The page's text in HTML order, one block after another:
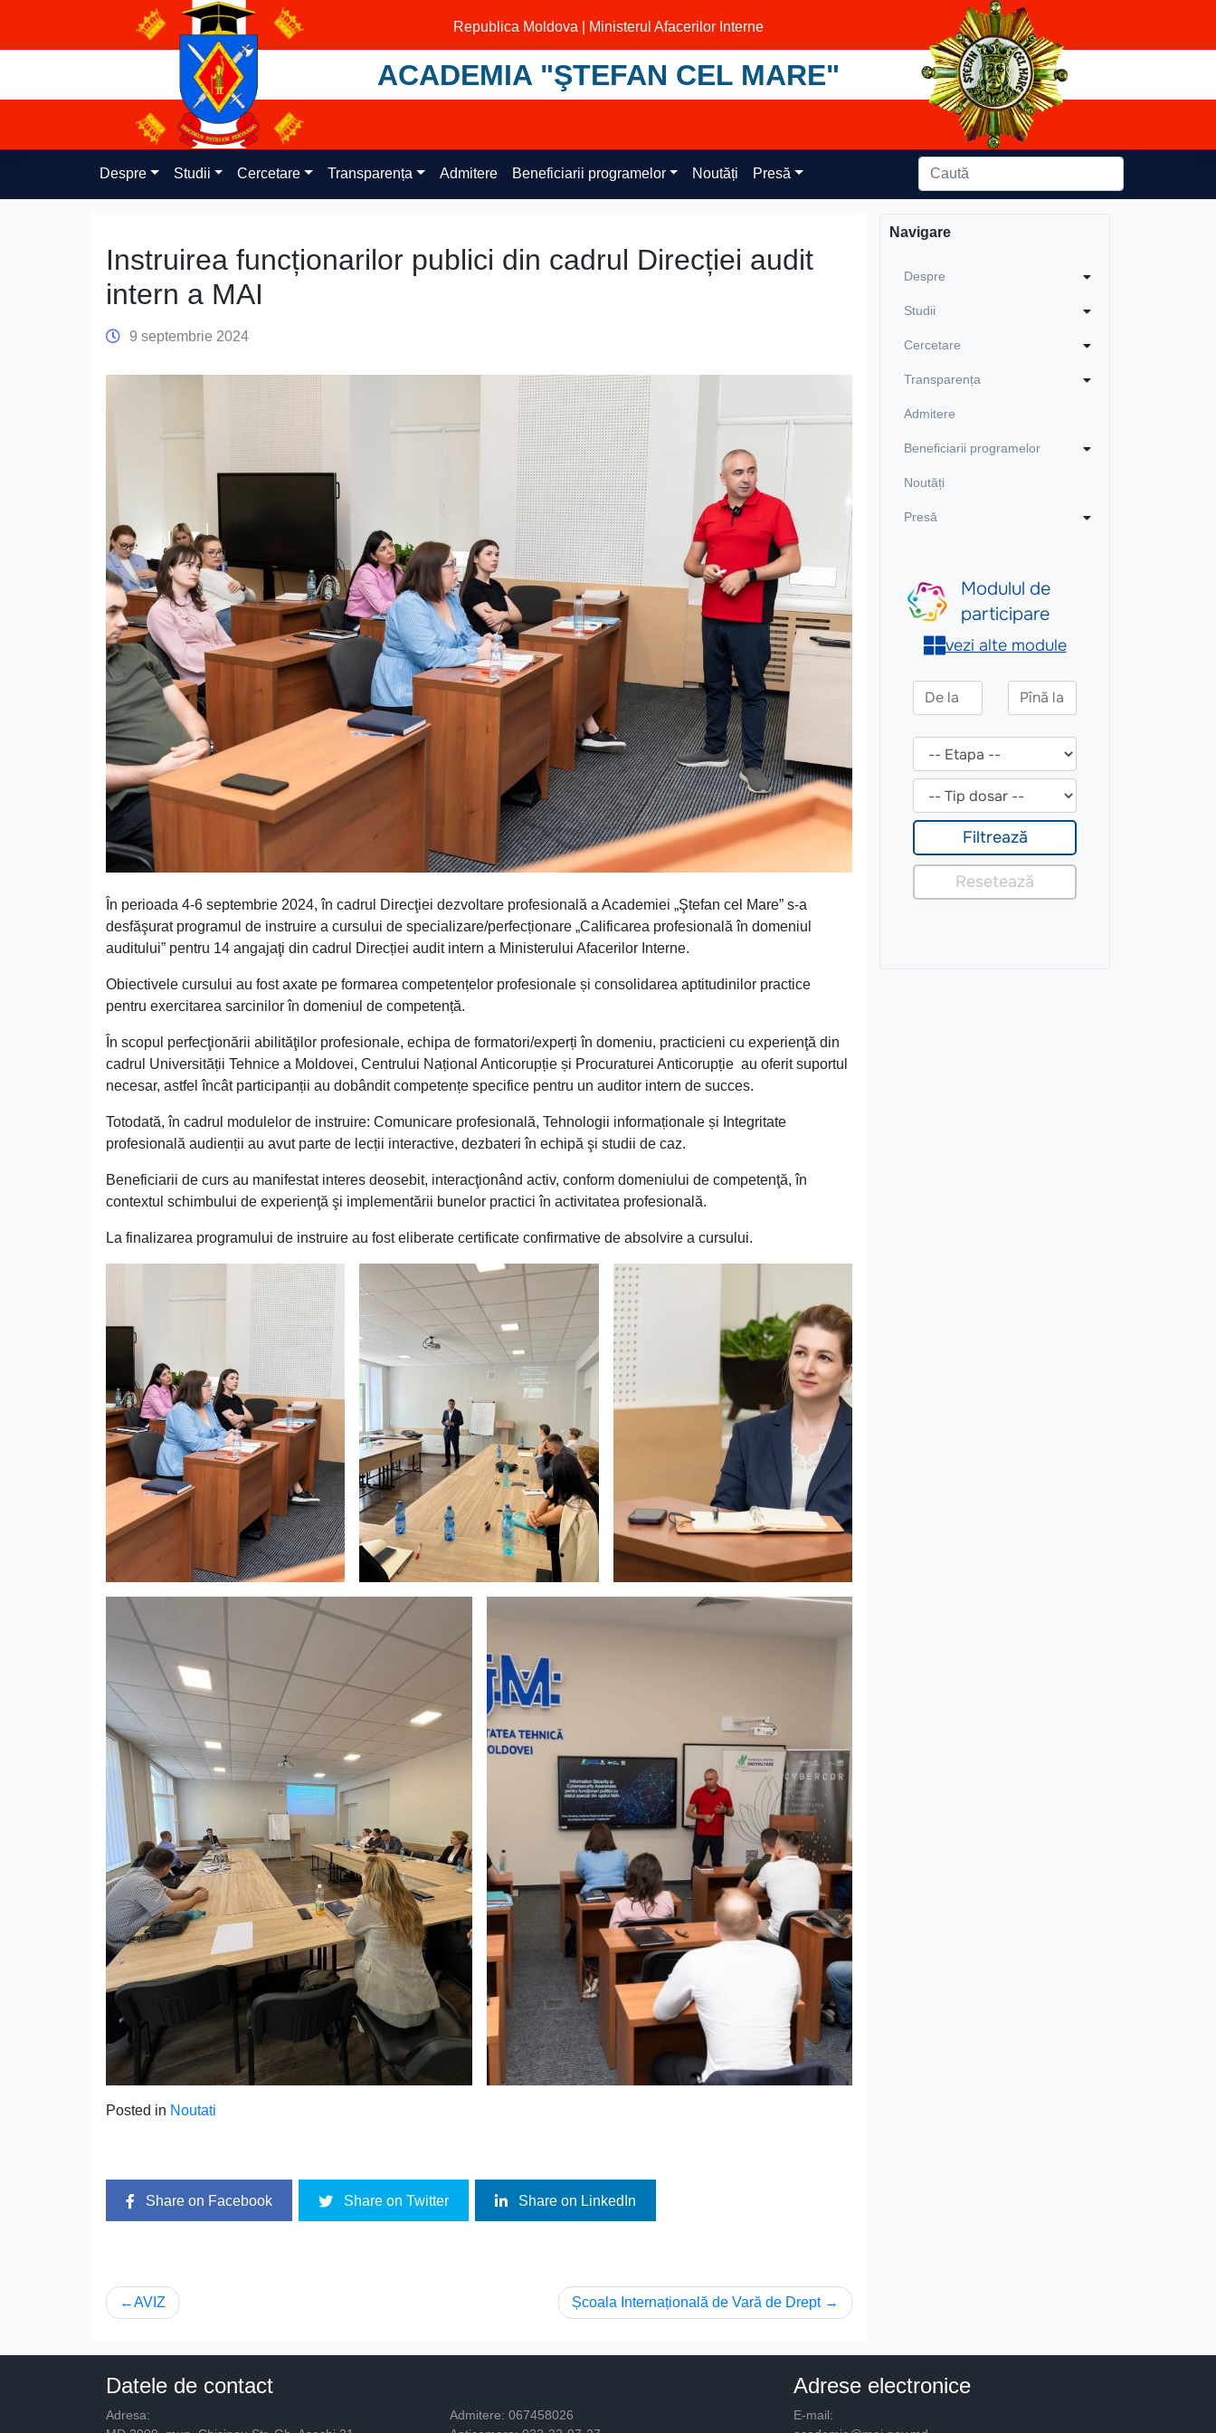
content
Republica Moldova | Ministerul Afacerilor Interne
ACADEMIA "ŞTEFAN CEL MARE"
Despre Studii Cercetare Transparența Admitere Beneficiarii programelor Noutăți Presă
Instruirea funcționarilor publici din cadrul Direcției audit
intern a MAI
9 septembrie 2024
În perioada 4-6 septembrie 2024, în cadrul Direcţiei dezvoltare profesională a Academiei „Ştefan cel Mare” s-a
desfăşurat programul de instruire a cursului de specializare/perfecționare „Calificarea profesională în domeniul
auditului” pentru 14 angajaţi din cadrul Direcției audit intern a Ministerului Afacerilor Interne.
Obiectivele cursului au fost axate pe formarea competențelor profesionale și consolidarea aptitudinilor practice
pentru exercitarea sarcinilor în domeniul de competență.
În scopul perfecţionării abilităţilor profesionale, echipa de formatori/experți în domeniu, practicieni cu experienţă din
cadrul Universității Tehnice a Moldovei, Centrului Național Anticorupție și Procuraturei Anticorupție au oferit suportul
necesar, astfel încât participanții au dobândit competențe specifice pentru un auditor intern de succes.
Totodată, în cadrul modulelor de instruire: Comunicare profesională, Tehnologii informaționale și Integritate
profesională audienții au avut parte de lecții interactive, dezbateri în echipă şi studii de caz.
Beneficiarii de curs au manifestat interes deosebit, interacţionând activ, conform domeniului de competenţă, în
contextul schimbului de experienţă şi implementării bunelor practici în activitatea profesională.
La finalizarea programului de instruire au fost eliberate certificate confirmative de absolvire a cursului.
Posted in Noutati
Share on Facebook Share on Twitter Share on LinkedIn
Navigare
articole
AVIZ Școala Internațională de Vară de Drept
Navigare
Despre
Studii
Cercetare
Transparența
Admitere
Beneficiarii programelor
Noutăți
Presă
Datele de contact
Adresa:
Admitere: 067458026
Adrese electronice
E-mail: